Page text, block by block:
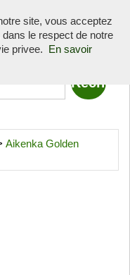
Toggle
Aikenka Golden
site, vous acceptez
le respect de notre
privee.
En savoir